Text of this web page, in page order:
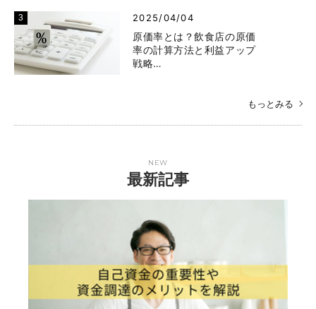
2025/04/04
原価率とは？飲食店の原価
率の計算方法と利益アップ
戦略…
もっとみる
NEW
最新記事